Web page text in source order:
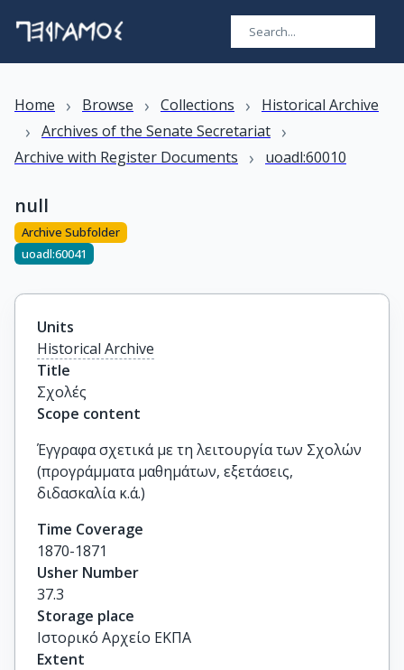
Home › Browse › Collections › Historical Archive
› Archives of the Senate Secretariat ›
Archive with Register Documents › uoadl:60010
null
Archive Subfolder
uoadl:60041
Units
Historical Archive
Title
Σχολές
Scope content
Έγγραφα σχετικά με τη λειτουργία των Σχολών
(προγράμματα μαθημάτων, εξετάσεις,
διδασκαλία κ.ά.)
Time Coverage
1870-1871
Usher Number
37.3
Storage place
Ιστορικό Αρχείο ΕΚΠΑ
Extent